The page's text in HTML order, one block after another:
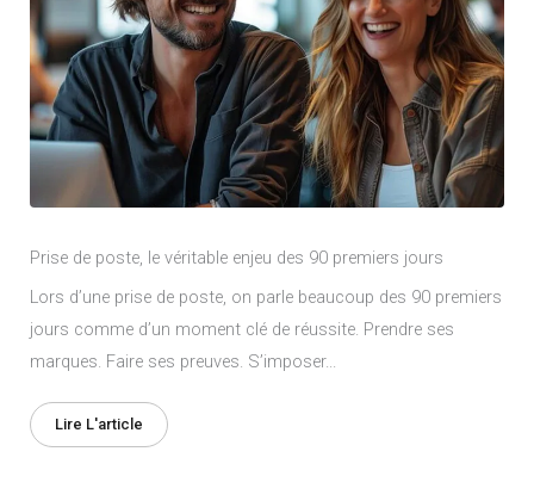
Prise de poste, le véritable enjeu des 90 premiers jours
Lors d’une prise de poste, on parle beaucoup des 90 premiers
jours comme d’un moment clé de réussite. Prendre ses
marques. Faire ses preuves. S’imposer...
Lire L'article